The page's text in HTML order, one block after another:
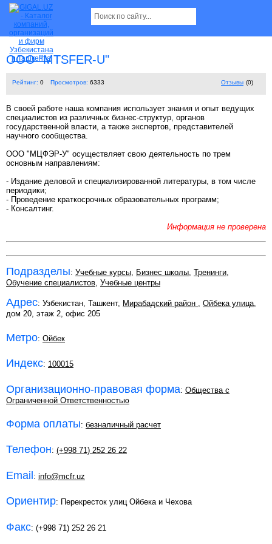
ООО "MTSFER-U"
Рейтинг: 0 Просмотров: 6333 Отзывы (0)
В своей работе наша компания использует знания и опыт ведущих
специалистов из различных бизнес-структур, органов
государственной власти, а также экспертов, представителей
научного сообщества.
ООО "МЦФЭР-У" осуществляет свою деятельность по трем
основным направлениям:
- Издание деловой и специализированной литературы, в том числе
периодики;
- Проведение краткосрочных образовательных программ;
- Консалтинг.
Информация не проверена
Подразделы: Учебные курсы, Бизнес школы, Тренинги,
Обучение специалистов, Учебные центры
Адрес: Узбекистан, Ташкент, Мирабадский район , Ойбека улица,
дом 20, этаж 2, офис 205
Метро: Ойбек
Индекс: 100015
Организационно-правовая форма: Общества с
Ограниченной Ответственностью
Форма оплаты: безналичный расчет
Телефон: (+998 71) 252 26 22
Email: info@mcfr.uz
Ориентир: Перекресток улиц Ойбека и Чехова
Факс: (+998 71) 252 26 21